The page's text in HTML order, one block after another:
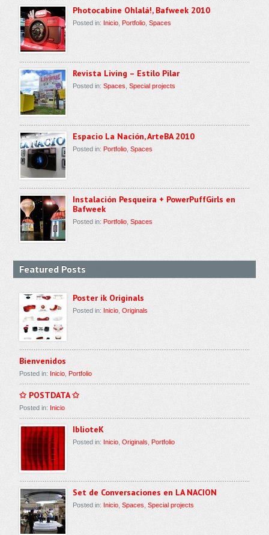
Photocabine Ohlalá!, Bafweek 2010
Posted in: Inicio ,Portfolio ,Spaces
Revista Living – Estilo Pilar
Posted in:Spaces ,Special projects
Espacio La Nación, ArteBA 2010
Posted in: Portfolio ,Spaces
Instalación Pesqueira + PowerPuffGirls en
Bafweek
Posted in:Portfolio ,Spaces
Featured Posts
Poster ik Originals
Posted in: Inicio ,Originals
Bienvenidos
Posted in: Inicio ,Portfolio
✩ POSTDATA ✩
Posted in: Inicio
IblioteK
Posted in: Inicio ,Originals Portfolio
Set de Conversaciones en LA NACION
Posted in: Inicio ,Spaces ,Special projects